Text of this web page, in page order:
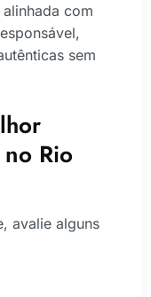
com
sem
Rio
avalie alguns